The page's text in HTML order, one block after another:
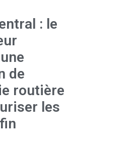
: le
de
routière
les